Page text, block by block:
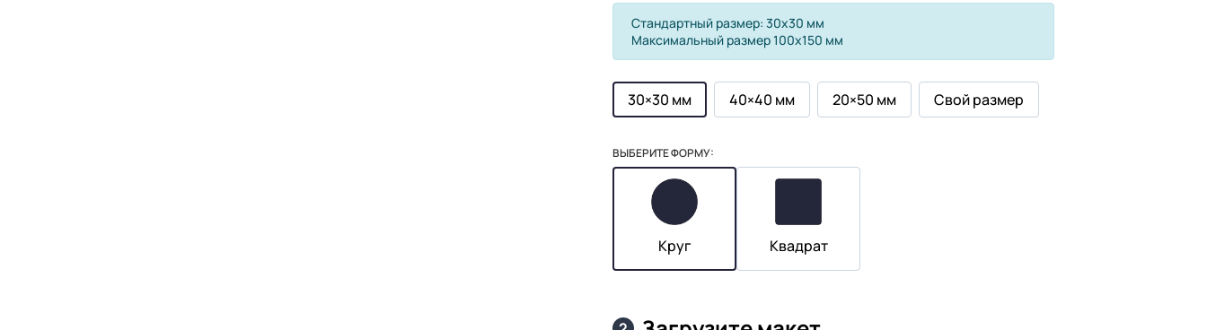
Стандартный размер: 30х30 мм
Максимальный размер 100х150 мм
30×30 мм 40×40 мм 20×50 мм Свой размер
ВЫБЕРИТЕ ФОРМУ:
Круг Квадрат